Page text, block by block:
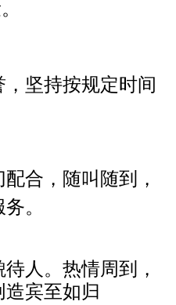
坚持按规定时间
合，随叫随到，
。
人。热情周到，
宾至如归